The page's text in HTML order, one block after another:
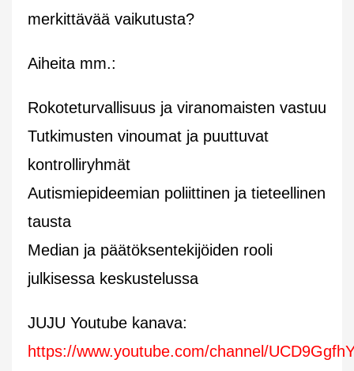
merkittävää vaikutusta?
Aiheita mm.:
Rokoteturvallisuus ja viranomaisten vastuu
Tutkimusten vinoumat ja puuttuvat
kontrolliryhmät
Autismiepideemian poliittinen ja tieteellinen
tausta
Median ja päätöksentekijöiden rooli
julkisessa keskustelussa
JUJU Youtube kanava:
https://www.youtube.com/channel/